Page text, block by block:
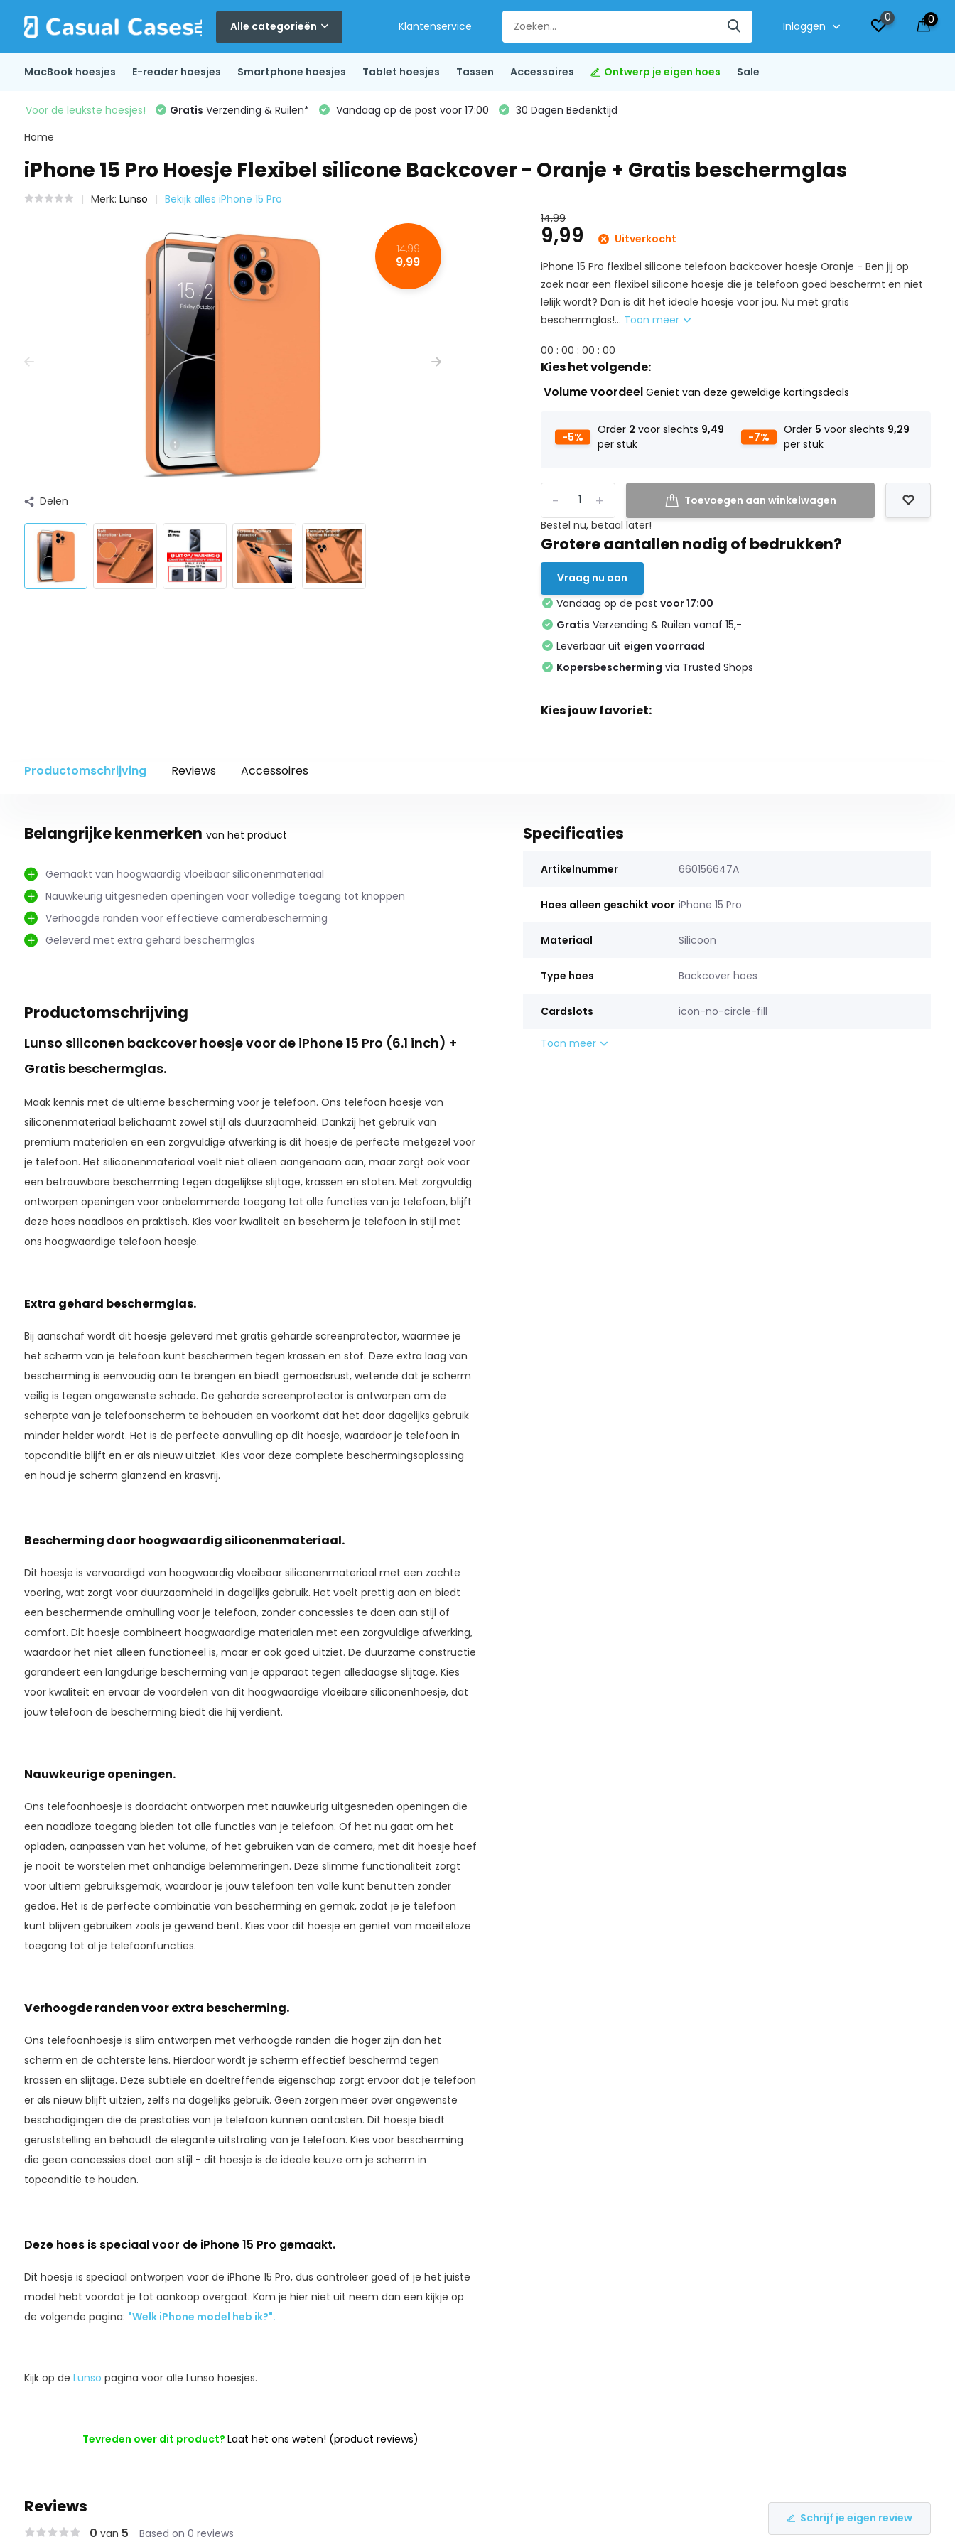
Alle categorieën Klantenservice Inloggen
0 0
MacBook hoesjes E-reader hoesjes Smartphone hoesjes Tablet hoesjes Tassen Accessoires Ontwerp je eigen hoes Sale
Voor de leukste hoesjes! Gratis Verzending & Ruilen* Vandaag op de post voor 17:00
30 Dagen Bedenktijd
Home
iPhone 15 Pro Hoesje Flexibel silicone Backcover - Oranje + Gratis beschermglas
Merk: Lunso Bekijk alles iPhone 15 Pro
14,99
9,99
Delen
14,99
9,99
Uitverkocht
iPhone 15 Pro flexibel silicone telefoon backcover hoesje Oranje - Ben jij op
zoek naar een flexibel silicone hoesje die je telefoon goed beschermt en niet
lelijk wordt? Dan is dit het ideale hoesje voor jou. Nu met gratis
beschermglas!... Toon meer
00 :00 :00 :00
Kies het volgende:
Volume voordeelGeniet van deze geweldige kortingsdeals
-5%
Order 2 voor slechts 9,49
per stuk
-7%
Order 5 voor slechts 9,29
per stuk
+
-
Toevoegen aan winkelwagen
Bestel nu, betaal later!
Grotere aantallen nodig of bedrukken?
Vraag nu aan
Vandaag op de postvoor 17:00
Gratis Verzending & Ruilen vanaf 15,-
Leverbaar uiteigen voorraad
Kopersbescherming via Trusted Shops
Kies jouw favoriet:
Productomschrijving Reviews Accessoires
Belangrijke kenmerken van het product
Gemaakt van hoogwaardig vloeibaar siliconenmateriaal
Nauwkeurig uitgesneden openingen voor volledige toegang tot knoppen
Verhoogde randen voor effectieve camerabescherming
Geleverd met extra gehard beschermglas
Productomschrijving
Lunso siliconen backcover hoesje voor de iPhone 15 Pro (6.1 inch) +
Gratis beschermglas.
Maak kennis met de ultieme bescherming voor je telefoon. Ons telefoon hoesje van
siliconenmateriaal belichaamt zowel stijl als duurzaamheid. Dankzij het gebruik van
premium materialen en een zorgvuldige afwerking is dit hoesje de perfecte metgezel voor
je telefoon. Het siliconenmateriaal voelt niet alleen aangenaam aan, maar zorgt ook voor
een betrouwbare bescherming tegen dagelijkse slijtage, krassen en stoten. Met zorgvuldig
ontworpen openingen voor onbelemmerde toegang tot alle functies van je telefoon, blijft
deze hoes naadloos en praktisch. Kies voor kwaliteit en bescherm je telefoon in stijl met
ons hoogwaardige telefoon hoesje.
Extra gehard beschermglas.
Bij aanschaf wordt dit hoesje geleverd met gratis geharde screenprotector, waarmee je
het scherm van je telefoon kunt beschermen tegen krassen en stof. Deze extra laag van
bescherming is eenvoudig aan te brengen en biedt gemoedsrust, wetende dat je scherm
veilig is tegen ongewenste schade. De geharde screenprotector is ontworpen om de
scherpte van je telefoonscherm te behouden en voorkomt dat het door dagelijks gebruik
minder helder wordt. Het is de perfecte aanvulling op dit hoesje, waardoor je telefoon in
topconditie blijft en er als nieuw uitziet. Kies voor deze complete beschermingsoplossing
en houd je scherm glanzend en krasvrij.
Bescherming door hoogwaardig siliconenmateriaal.
Dit hoesje is vervaardigd van hoogwaardig vloeibaar siliconenmateriaal met een zachte
voering, wat zorgt voor duurzaamheid in dagelijks gebruik. Het voelt prettig aan en biedt
een beschermende omhulling voor je telefoon, zonder concessies te doen aan stijl of
comfort. Dit hoesje combineert hoogwaardige materialen met een zorgvuldige afwerking,
waardoor het niet alleen functioneel is, maar er ook goed uitziet. De duurzame constructie
garandeert een langdurige bescherming van je apparaat tegen alledaagse slijtage. Kies
voor kwaliteit en ervaar de voordelen van dit hoogwaardige vloeibare siliconenhoesje, dat
jouw telefoon de bescherming biedt die hij verdient.
Nauwkeurige openingen.
Ons telefoonhoesje is doordacht ontworpen met nauwkeurig uitgesneden openingen die
een naadloze toegang bieden tot alle functies van je telefoon. Of het nu gaat om het
opladen, aanpassen van het volume, of het gebruiken van de camera, met dit hoesje hoef
je nooit te worstelen met onhandige belemmeringen. Deze slimme functionaliteit zorgt
voor ultiem gebruiksgemak, waardoor je jouw telefoon ten volle kunt benutten zonder
gedoe. Het is de perfecte combinatie van bescherming en gemak, zodat je je telefoon
kunt blijven gebruiken zoals je gewend bent. Kies voor dit hoesje en geniet van moeiteloze
toegang tot al je telefoonfuncties.
Verhoogde randen voor extra bescherming.
Ons telefoonhoesje is slim ontworpen met verhoogde randen die hoger zijn dan het
scherm en de achterste lens. Hierdoor wordt je scherm effectief beschermd tegen
krassen en slijtage. Deze subtiele en doeltreffende eigenschap zorgt ervoor dat je telefoon
er als nieuw blijft uitzien, zelfs na dagelijks gebruik. Geen zorgen meer over ongewenste
beschadigingen die de prestaties van je telefoon kunnen aantasten. Dit hoesje biedt
geruststelling en behoudt de elegante uitstraling van je telefoon. Kies voor bescherming
die geen concessies doet aan stijl - dit hoesje is de ideale keuze om je scherm in
topconditie te houden.
Deze hoes is speciaal voor de iPhone 15 Pro gemaakt.
Dit hoesje is speciaal ontworpen voor de iPhone 15 Pro, dus controleer goed of je het juiste
model hebt voordat je tot aankoop overgaat. Kom je hier niet uit neem dan een kijkje op
de volgende pagina: "Welk iPhone model heb ik?".
Kijk op de Lunso pagina voor alle Lunso hoesjes.
Tevreden over dit product?Laat het ons weten! (product reviews)
Specificaties
Artikelnummer 660156647A
Hoes alleen geschikt voor iPhone 15 Pro
Materiaal Silicoon
Type hoes Backcover hoes
Cardslots icon-no-circle-fill
Toon meer
Reviews
0 van 5 Based on 0 reviews
Schrijf je eigen review